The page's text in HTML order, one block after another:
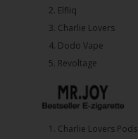
2.⁠ ⁠⁠Elfliq
3.⁠ ⁠⁠Charlie Lovers
4.⁠ ⁠⁠Dodo Vape
5. ⁠Revoltage
1.⁠ ⁠Charlie Lovers Pods